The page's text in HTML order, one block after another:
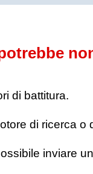
di battitura.
di ricerca o
inviare